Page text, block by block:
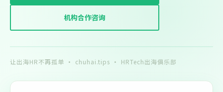
机构合作咨询
让出海HR不再孤单 · chuhai.tips · HRTech出海俱乐部